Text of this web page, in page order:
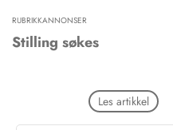
anmelde, mens mange søkes
sendt til anmeldelse. Som følge
blir et antall bøker jevnlig
Boknytt. Ofte går det imidlertid
noe tid fra boken kommer ut til
RUBRIKKANNONSER
Stilling søkes
Les artikkel